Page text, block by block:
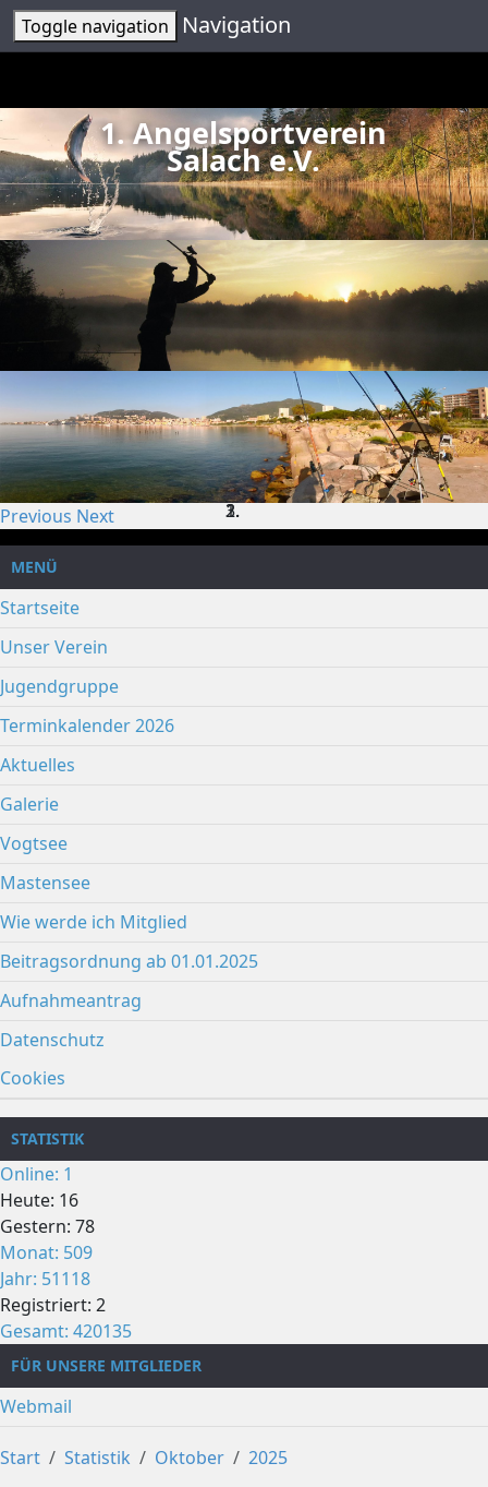
Toggle navigation Navigation
Previous Next
1. Angelsportverein
Salach e.V.
MENÜ
Startseite
Unser Verein
Jugendgruppe
Terminkalender 2026
Aktuelles
Galerie
Vogtsee
Mastensee
Wie werde ich Mitglied
Beitragsordnung ab 01.01.2025
Aufnahmeantrag
Datenschutz
Cookies
STATISTIK
Online: 1
Heute: 16
Gestern: 78
Monat: 509
Jahr: 51118
Registriert: 2
Gesamt: 420135
FÜR UNSERE MITGLIEDER
Webmail
Start Statistik Oktober 2025